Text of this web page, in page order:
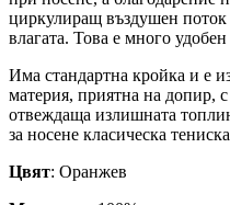
циркулиращ въздушен
влагата. Това е много
Има стандартна кройка и е
материя, приятна на допир,
отвеждаща излишната
за носене класическа
Цвят: Оранжев